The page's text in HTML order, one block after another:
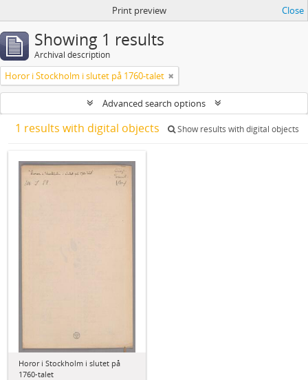
Print preview Close
Showing 1 results
Archival description
Horor i Stockholm i slutet på 1760-talet
Advanced search options
1 results with digital objects Show results with digital objects
Horor i Stockholm i slutet på
1760-talet